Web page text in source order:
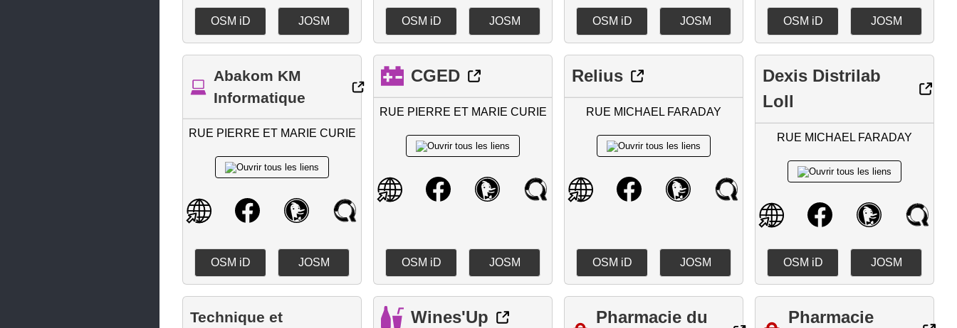
OSM iD JOSM OSM iD JOSM OSM iD JOSM OSM iD JOSM
Abakom KM
Informatique
RUE PIERRE ET MARIE CURIE
OSM iD JOSM
CGED
RUE PIERRE ET MARIE CURIE
OSM iD JOSM
Relius
RUE MICHAEL FARADAY
OSM iD JOSM
Dexis Distrilab
Loll
RUE MICHAEL FARADAY
OSM iD JOSM
Technique et
Wines'Up
Pharmacie du
Pharmacie